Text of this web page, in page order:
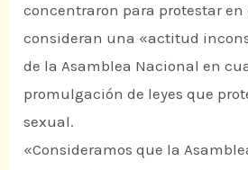
concentraron para protestar en
consideran una «actitud
de la Asamblea Nacional en
promulgación de leyes que
sexual.
«Consideramos que la